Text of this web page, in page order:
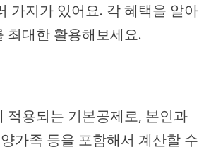
가지가 있어요. 각 혜택을 알아
최대한 활용해보세요.
적용되는 기본공제로, 본인과
가족 등을 포함해서 계산할 수